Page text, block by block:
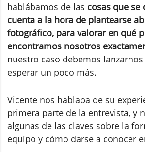
hablábamos de las cosas que se
cuenta a la hora de plantearse
fotográfico, para valorar en qué
encontramos nosotros
nuestro caso debemos
esperar un poco más.
Vicente nos hablaba de su
primera parte de la entrevista, y
algunas de las claves sobre la
equipo y cómo darse a conocer